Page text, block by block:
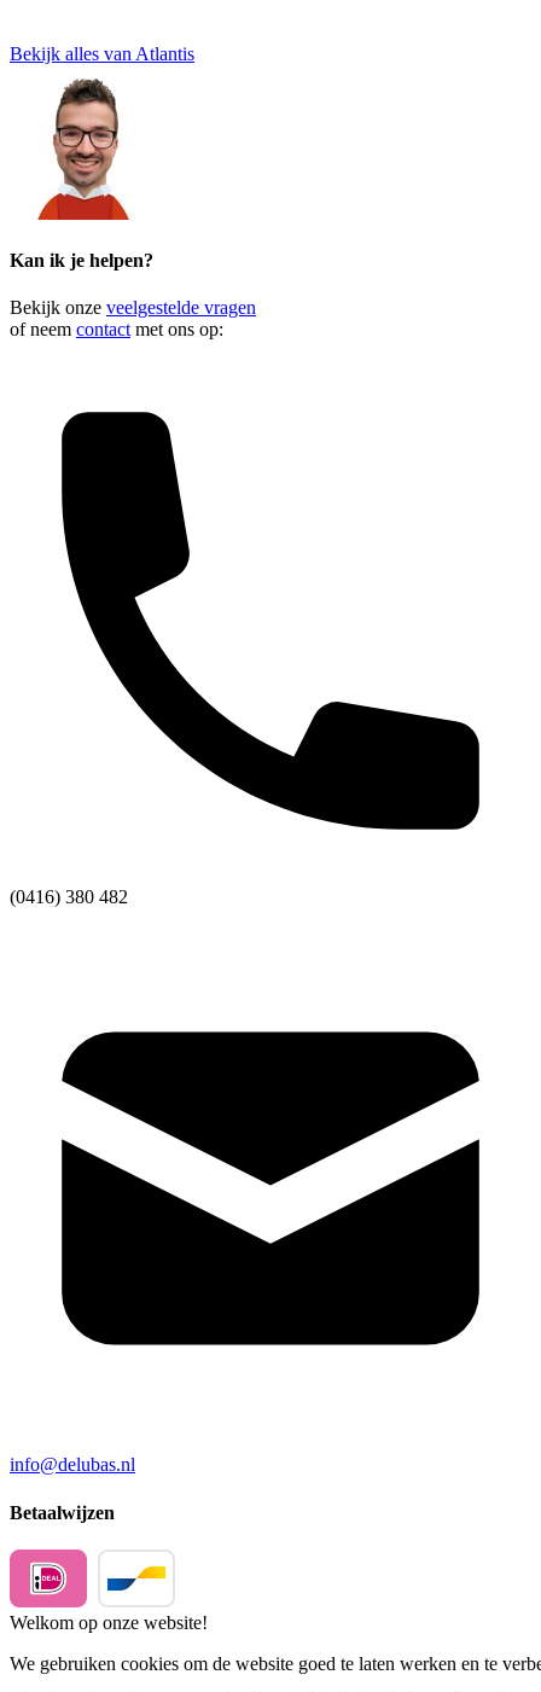
Bekijk alles van Atlantis
Kan ik je helpen?
Bekijk onze veelgestelde vragen
of neem contact met ons op:
(0416) 380 482
info@delubas.nl
Betaalwijzen
Welkom op onze website!
We gebruiken cookies om de website goed te laten werken en te